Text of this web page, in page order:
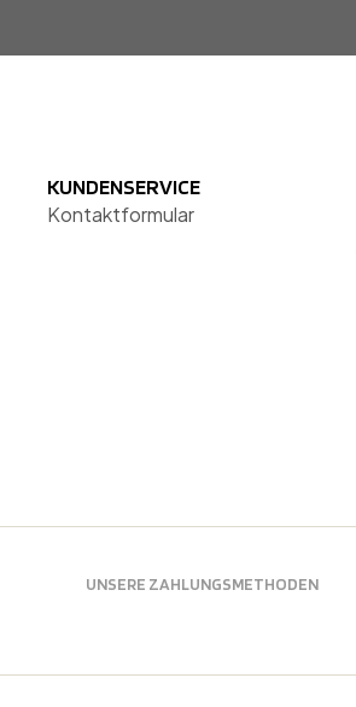
KUNDENSERVICE
Kontaktformular
UNSERE ZAHLUNGSMETHODEN